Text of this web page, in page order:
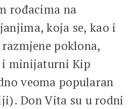
rođacima na
koja se, kao i
poklona,
i minijaturni Kip
veoma popularan
Don Vita su u rodni